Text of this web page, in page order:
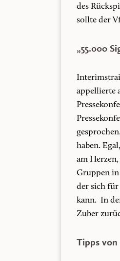
des
sollte der
„55.000
appellierte
haben.
am
Gruppen in
der sich für
kann. In
Zuber
Tipps von